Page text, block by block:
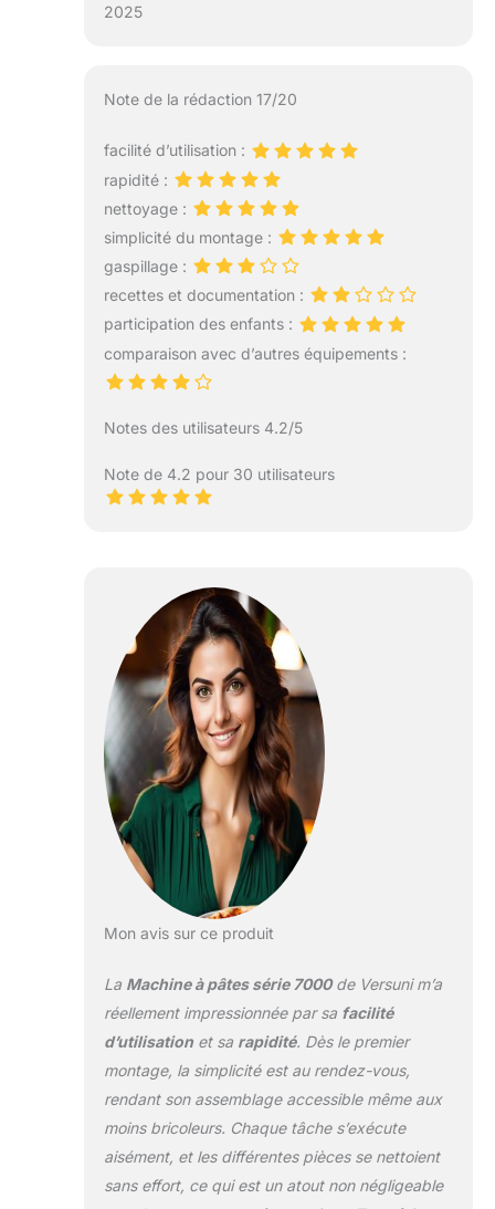
2025
Note de la rédaction 17/20
facilité d’utilisation :
rapidité :
nettoyage :
simplicité du montage :
gaspillage :
recettes et documentation :
participation des enfants :
comparaison avec d’autres équipements :
Notes des utilisateurs 4.2/5
Note de 4.2 pour 30 utilisateurs
Mon avis sur ce produit
La Machine à pâtes série 7000de Versuni m’a
réellement impressionnée par sa facilité
d’utilisationet sa rapidité. Dès le premier
montage, la simplicité est au rendez-vous,
rendant son assemblage accessible même aux
moins bricoleurs. Chaque tâche s’exécute
aisément, et les différentes pièces se nettoient
sans effort, ce qui est un atout non négligeable